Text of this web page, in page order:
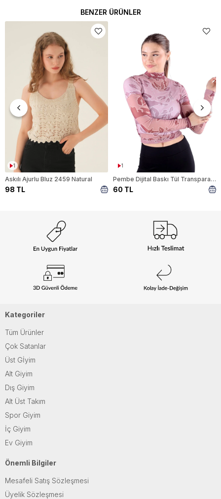
BENZER ÜRÜNLER
1
Askılı Ajurlu Bluz 2459 Natural
98 TL
1
Pembe Dijital Baskı Tül Transparan Bluz 074
60 TL
Kategoriler
Tüm Ürünler
Çok Satanlar
Üst Gİyim
Alt Giyim
Dış Giyim
Alt Üst Takım
Spor Giyim
İç Giyim
Ev Giyim
Önemli Bilgiler
Mesafeli Satış Sözleşmesi
Üyelik Sözleşmesi